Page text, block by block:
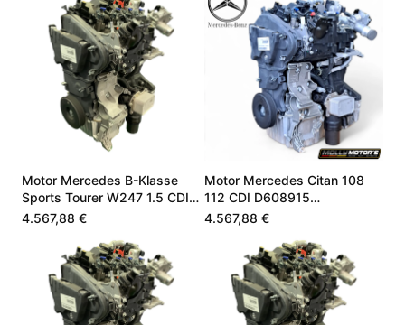
Motor Mercedes B-Klasse
Sports Tourer W247 1.5 CDI
K9K
4.567,88 €
Motor Mercedes Citan 108
112 CDI D608915
A6080100001
4.567,88 €